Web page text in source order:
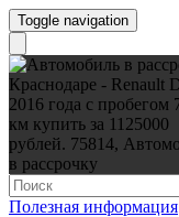
Toggle navigation
Полезная информация